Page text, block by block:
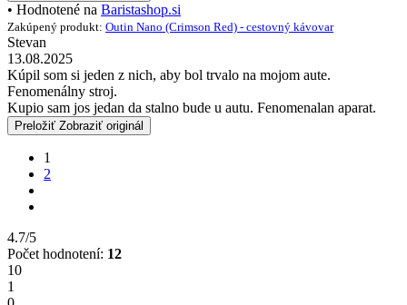
• Hodnotené na Baristashop.si
Zakúpený produkt: Outin Nano (Crimson Red) - cestovný kávovar
Stevan
13.08.2025
Kúpil som si jeden z nich, aby bol trvalo na mojom aute.
Fenomenálny stroj.
Kupio sam jos jedan da stalno bude u autu. Fenomenalan aparat.
Preložiť Zobraziť originál
1
2
4.7/5
Počet hodnotení: 12
10
1